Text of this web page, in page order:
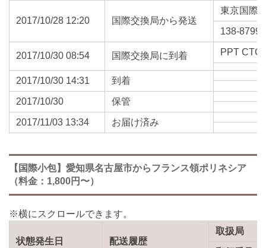
2017/10/28 12:20 国際交換局から発送
東京国際
138-8799
2017/10/30 08:54 国際交換局に到着 PPT CTC
2017/10/30 14:31 到着
2017/10/30 保管
2017/11/03 13:34 お届け済み
【国際小包】愛知県名古屋市からフランス領ポリネシア
（料金：1,800円〜）
状態発生日 配送履歴
取扱局